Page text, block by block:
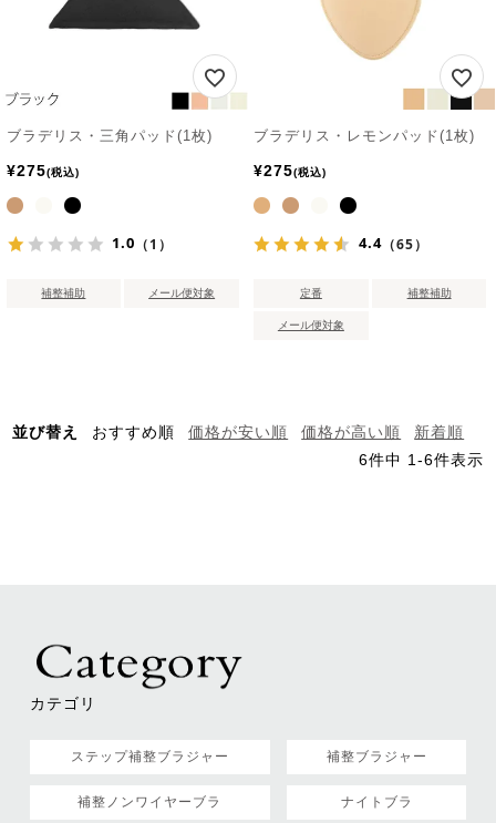
ブラデリス・三角パッド(1枚)
¥275 税込
1.0 （1）
補整補助 メール便対象
ブラデリス・レモンパッド(1枚)
¥275 税込
4.4 （65）
定番 補整補助
メール便対象
並び替え おすすめ順 価格が安い順 価格が高い順
新着順
6件中 1 -6件表示
カテゴリ
ステップ補整ブラジャー 補整ブラジャー
補整ノンワイヤーブラ ナイトブラ